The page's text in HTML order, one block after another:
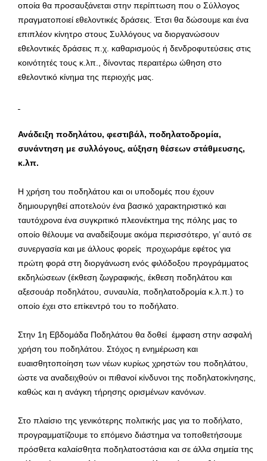
οποία θα προσαυξάνεται στην περίπτωση που ο Σύλλογος
πραγματοποιεί εθελοντικές δράσεις. Έτσι θα δώσουμε και ένα
επιπλέον κίνητρο στους Συλλόγους να διοργανώσουν
εθελοντικές δράσεις π.χ. καθαρισμούς ή δενδροφυτεύσεις στις
κοινότητές τους κ.λπ., δίνοντας περαιτέρω ώθηση στο
εθελοντικό κίνημα της περιοχής μας.
Ανάδειξη ποδηλάτου, φεστιβάλ, ποδηλατοδρομία,
συνάντηση με συλλόγους, αύξηση θέσεων στάθμευσης,
κ.λπ.
Η χρήση του ποδηλάτου και οι υποδομές που έχουν
δημιουργηθεί αποτελούν ένα βασικό χαρακτηριστικό και
ταυτόχρονα ένα συγκριτικό πλεονέκτημα της πόλης μας το
οποίο θέλουμε να αναδείξουμε ακόμα περισσότερο, γι’ αυτό σε
συνεργασία και με άλλους φορείς προχωράμε εφέτος για
πρώτη φορά στη διοργάνωση ενός φιλόδοξου προγράμματος
εκδηλώσεων (έκθεση ζωγραφικής, έκθεση ποδηλάτου και
αξεσουάρ ποδηλάτου, συναυλία, ποδηλατοδρομία κ.λ.π.) το
οποίο έχει στο επίκεντρό του το ποδήλατο.
Στην 1η Εβδομάδα Ποδηλάτου θα δοθεί έμφαση στην ασφαλή
χρήση του ποδηλάτου. Στόχος η ενημέρωση και
ευαισθητοποίηση των νέων κυρίως χρηστών του ποδηλάτου,
ώστε να αναδειχθούν οι πιθανοί κίνδυνοι της ποδηλατοκίνησης,
καθώς και η ανάγκη τήρησης ορισμένων κανόνων.
Στο πλαίσιο της γενικότερης πολιτικής μας για το ποδήλατο,
προγραμματίζουμε το επόμενο διάστημα να τοποθετήσουμε
πρόσθετα καλαίσθητα ποδηλατοστάσια και σε άλλα σημεία της